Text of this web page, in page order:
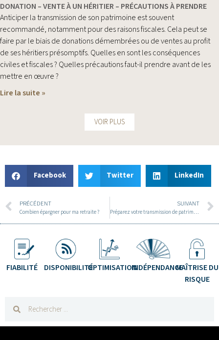
DONATION – VENTE À UN HÉRITIER – PRÉCAUTIONS À PRENDRE
Anticiper la transmission de son patrimoine est souvent
recommandé, notamment pour des raisons fiscales. Cela peut se
faire par le biais de donations démembrées ou de ventes au profit
de ses héritiers présomptifs. Quelles en sont les conséquences
civiles et fiscales ? Quelles précautions faut-il prendre avant de les
mettre en œuvre ?
Lire la suite »
VOIR PLUS
Facebook Twitter LinkedIn
PRÉCÉDENT
Combien épargner pour ma retraite ?
SUIVANT
Préparez votre transmission de patrimoine et defiscalisez grâce aux GFI
FIABILITÉ DISPONIBILITÉOPTIMISATIONINDÉPENDANCEMAÎTRISE DU
RISQUE